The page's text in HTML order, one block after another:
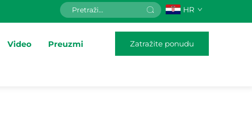
HR
Video Preuzmi Zatražite ponudu